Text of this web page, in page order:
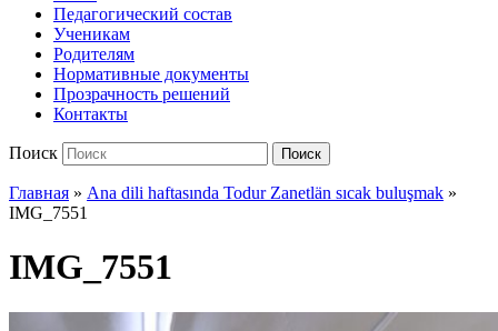
Педагогический состав
Ученикам
Родителям
Нормативные документы
Прозрачность решений
Контакты
Поиск Поиск
Главная » Ana dili haftasında Todur Zanetlän sıcak buluşmak »
IMG_7551
IMG_7551